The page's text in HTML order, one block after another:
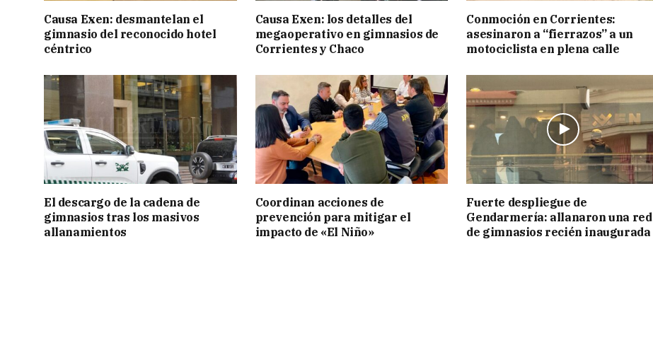
Causa Exen: desmantelan el
gimnasio del reconocido hotel
céntrico
Causa Exen: los detalles del
megaoperativo en gimnasios de
Corrientes y Chaco
Conmoción en Corrientes:
asesinaron a “fierrazos” a un
motociclista en plena calle
El descargo de la cadena de
gimnasios tras los masivos
allanamientos
Coordinan acciones de
prevención para mitigar el
impacto de «El Niño»
Fuerte despliegue de
Gendarmería: allanaron una red
de gimnasios recién inaugurada